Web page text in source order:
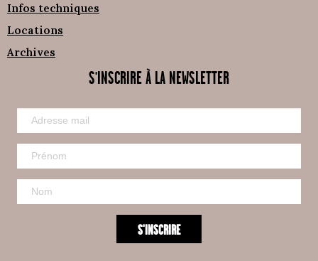
Infos techniques
Locations
Archives
S'INSCRIRE À LA NEWSLETTER